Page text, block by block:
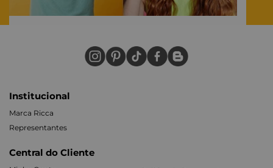
Institucional
Marca Ricca
Representantes
Central do Cliente